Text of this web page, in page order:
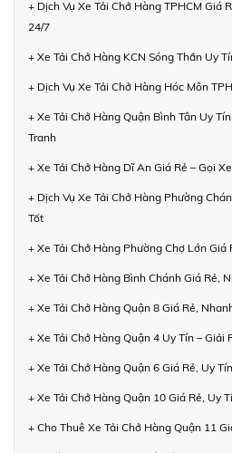
+ Dịch Vụ Xe Tải Chở Hàng TPHCM Giá
24/7
+ Xe Tải Chở Hàng KCN Sóng Thần Uy
+ Dịch Vụ Xe Tải Chở Hàng Hóc Môn
+ Xe Tải Chở Hàng Quận Bình Tân Uy
Tranh
+ Xe Tải Chở Hàng Dĩ An Giá Rẻ – Gọi
+ Dịch Vụ Xe Tải Chở Hàng Phường
Tốt
+ Xe Tải Chở Hàng Phường Chợ Lớn Giá
+ Xe Tải Chở Hàng Bình Chánh Giá Rẻ,
+ Xe Tải Chở Hàng Quận 8 Giá Rẻ,
+ Xe Tải Chở Hàng Quận 4 Uy Tín – Giải
+ Xe Tải Chở Hàng Quận 6 Giá Rẻ, Uy
+ Xe Tải Chở Hàng Quận 10 Giá Rẻ, Uy
+ Cho Thuê Xe Tải Chở Hàng Quận 11